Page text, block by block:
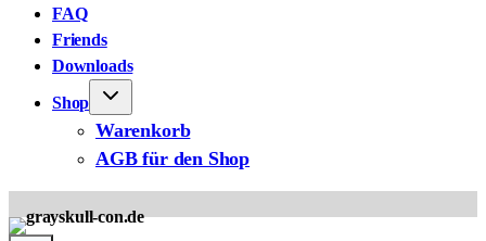
FAQ
Friends
Downloads
Shop
Warenkorb
AGB für den Shop